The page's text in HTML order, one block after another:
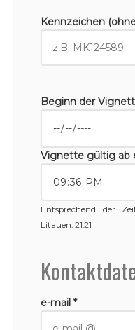
Kennzeichen
Beginn der
Vignette gültig ab
Entsprechend der
Litauen: 21:21
e-mail *